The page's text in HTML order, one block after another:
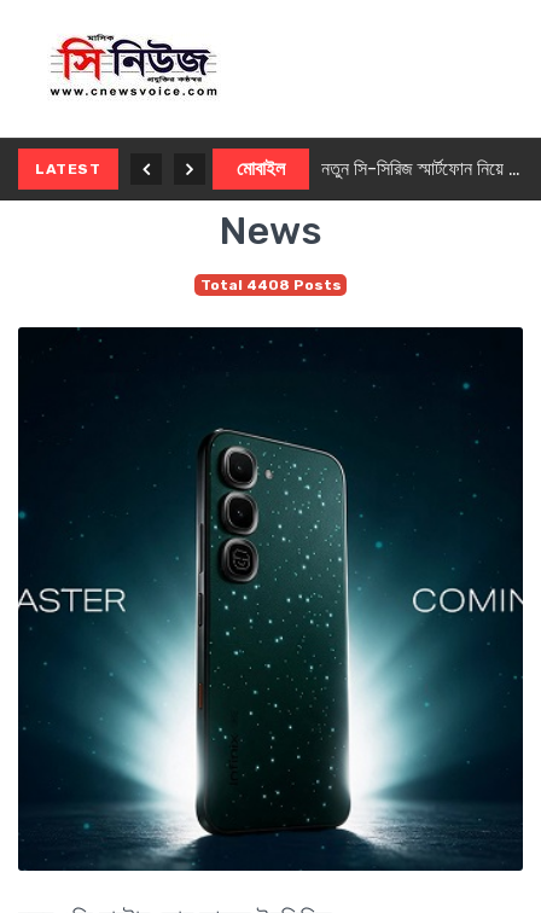
LATEST মোবাইল নতুন সি-সিরিজ স্মার্টফোন নিয়ে আসছে রিয়েলমি
News
Total 4408 Posts